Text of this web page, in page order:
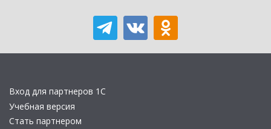
Вход для партнеров 1С
Учебная версия
Стать партнером